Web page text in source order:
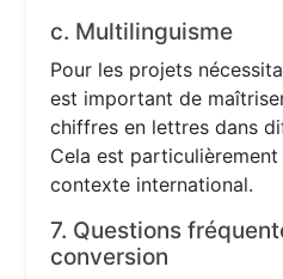
c. Multilinguisme
Pour les projets
est important de
chiffres en lettres dans
Cela est
contexte international.
7. Questions
conversion